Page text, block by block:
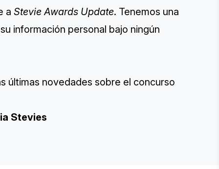
a Stevie Awards Update. Tenemos una
información personal bajo ningún
últimas novedades sobre el concurso
Stevies